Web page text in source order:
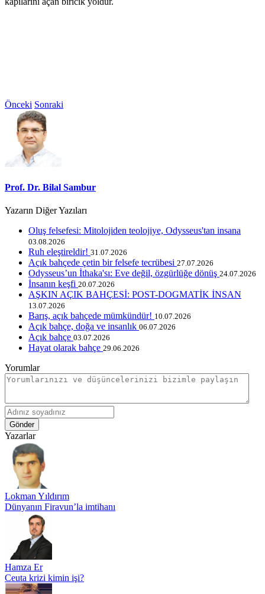
Önceki Sonraki
Prof. Dr. Bilal Sambur
Yazarın Diğer Yazıları
Oluş felsefesi: Mitolojiden teolojiye, Odysseus'tan insana
03.08.2026
Ruh eleştireldir! 31.07.2026
Açık bahçede çetin bir felsefe tecrübesi 27.07.2026
Odysseus’un İthaka'sı: Eve değil, özgürlüğe dönüş 24.07.2026
İnsanın keşfi 20.07.2026
AŞKIN AÇIK BAHÇESİ: POST-DOGMATİK İNSAN
13.07.2026
Barış, açık bahçede mümkündür! 10.07.2026
Açık bahçe, doğa ve insanlık 06.07.2026
Açık bahçe 03.07.2026
Hayat olarak bahçe 29.06.2026
Yorumlar
Gönder
Yazarlar
Lokman Yıldırım
Dünyanın Firavun’la imtihanı
Hamza Er
Ceuta krizi kimin işi?